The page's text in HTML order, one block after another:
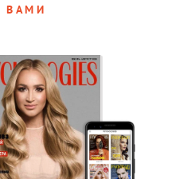
ВАМИ